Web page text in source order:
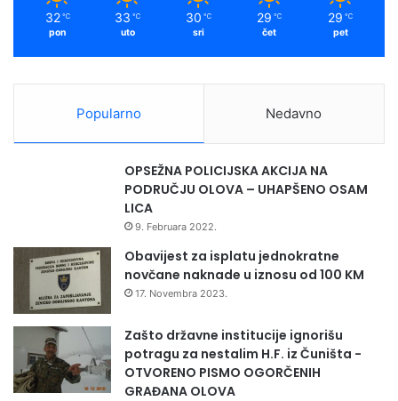
32 ℃
pon
33 ℃
uto
30 ℃
sri
29 ℃
čet
29 ℃
pet
Popularno Nedavno
OPSEŽNA POLICIJSKA AKCIJA NA
PODRUČJU OLOVA – UHAPŠENO OSAM
LICA
9. Februara 2022.
Obavijest za isplatu jednokratne
novčane naknade u iznosu od 100 KM
17. Novembra 2023.
Zašto državne institucije ignorišu
potragu za nestalim H.F. iz Čuništa -
OTVORENO PISMO OGORČENIH
GRAĐANA OLOVA